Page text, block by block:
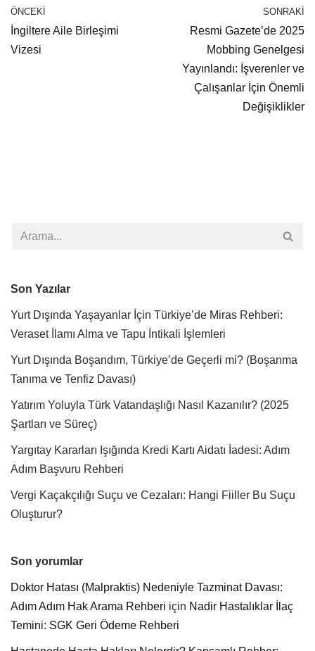
ÖNCEKI
İngiltere Aile Birleşimi
Vizesi
SONRAKI
Resmi Gazete’de 2025
Mobbing Genelgesi
Yayınlandı: İşverenler ve
Çalışanlar İçin Önemli
Değişiklikler
Son Yazılar
Yurt Dışında Yaşayanlar İçin Türkiye’de Miras Rehberi:
Veraset İlamı Alma ve Tapu İntikali İşlemleri
Yurt Dışında Boşandım, Türkiye’de Geçerli mi? (Boşanma
Tanıma ve Tenfiz Davası)
Yatırım Yoluyla Türk Vatandaşlığı Nasıl Kazanılır? (2025
Şartları ve Süreç)
Yargıtay Kararları Işığında Kredi Kartı Aidatı İadesi: Adım
Adım Başvuru Rehberi
Vergi Kaçakçılığı Suçu ve Cezaları: Hangi Fiiller Bu Suçu
Oluşturur?
Son yorumlar
Doktor Hatası (Malpraktis) Nedeniyle Tazminat Davası:
Adım Adım Hak Arama Rehberi için Nadir Hastalıklar İlaç
Temini: SGK Geri Ödeme Rehberi